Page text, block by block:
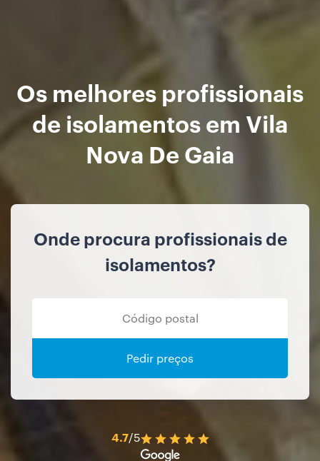
Os melhores profissionais
de isolamentos em Vila
Nova De Gaia
Onde procura profissionais de
isolamentos?
Pedir preços
4.7/5